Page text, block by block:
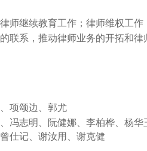
师继续教育工作；律师维权工
联系，推动律师业务的开拓和
项颂边、郭尤
冯志明、阮健娜、李柏桦、杨华
仕记、谢汝用、谢克健